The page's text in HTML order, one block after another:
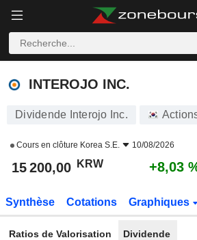
INTEROJO INC.
INTEROJO INC.
Dividende Interojo Inc.
Cours en clôture Korea S.E. 10/08/2026
15 200,00 KRW +8,03
Synthèse Cotations Graphiques
Ratios de Valorisation Dividende